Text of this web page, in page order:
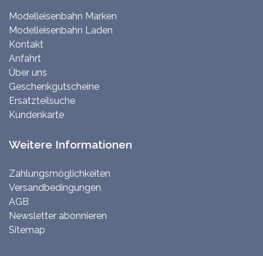
Modelleisenbahn Marken
Modelleisenbahn Laden
Kontakt
Anfahrt
Über uns
Geschenkgutscheine
Ersatzteilsuche
Kundenkarte
Weitere Informationen
Zahlungsmöglichkeiten
Versandbedingungen
AGB
Newsletter abonnieren
Sitemap